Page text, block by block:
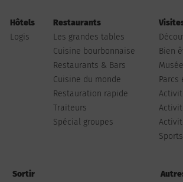
Hôtels
Logis
Restaurants
Les grandes tables
Cuisine bourbonnaise
Restaurants & Bars
Cuisine du monde
Restauration rapide
Traiteurs
Spécial groupes
Bien
Parcs
Sortir